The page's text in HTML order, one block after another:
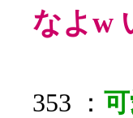
なよw
353 ：